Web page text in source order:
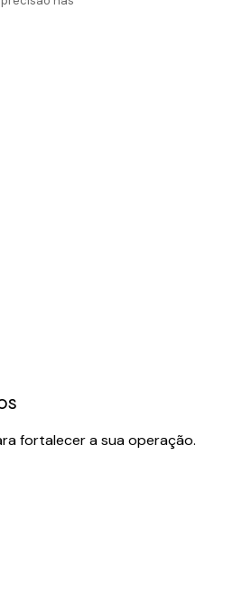
fortalecer a sua operação.